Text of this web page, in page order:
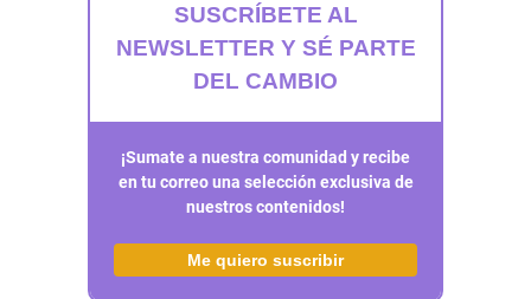
SUSCRÍBETE AL
NEWSLETTER Y SÉ PARTE
DEL CAMBIO
¡Sumate a nuestra comunidad y recibe
en tu correo una selección exclusiva de
nuestros contenidos!
Me quiero suscribir